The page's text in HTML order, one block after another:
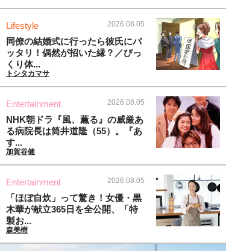
Lifestyle 2026.08.05
同僚の結婚式に行ったら彼氏にバ
ッタリ！偶然が招いた縁？／びっ
くり体...
トシタカマサ
Entertainment 2026.08.05
NHK朝ドラ『風、薫る』の威厳あ
る病院長は筒井道隆（55）。『あ
す...
加賀谷健
Entertainment 2026.08.05
「ほぼ自炊」って驚き！女優・黒
木華が献立365日を全公開、「特
製お...
森美樹